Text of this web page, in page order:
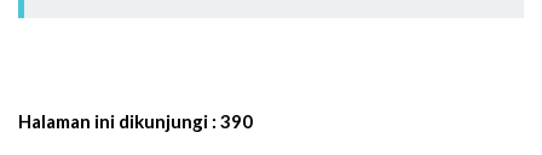
Halaman ini dikunjungi : 390